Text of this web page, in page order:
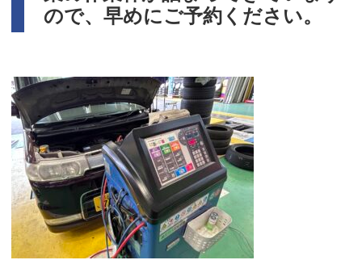
ので、早めにご予約ください。